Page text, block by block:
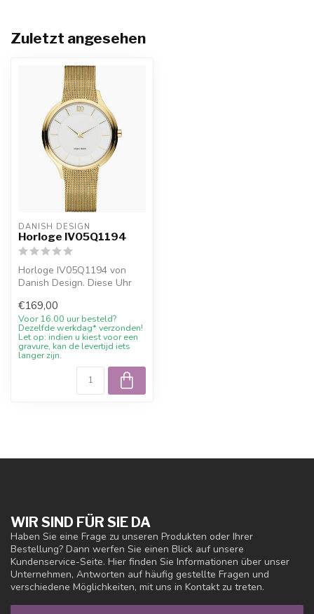
Zuletzt angesehen
DANISH DESIGN
Horloge IV05Q1194
Horloge IV05Q1194 von
Danish Design. Diese Uhr
verbindet skand...
€169,00
Voor 16.00 uur besteld?
Dezelfde werkdag* verzonden!
Let op: indien u kiest voor een
gravure, kan de levertijd iets
langer zijn.
WIR SIND FÜR SIE DA
Haben Sie eine Frage zu unseren Produkten oder Ihrer
Bestellung? Dann werfen Sie einen Blick auf unsere
Kundenservice-Seite. Hier finden Sie Informationen über unser
Unternehmen, Antworten auf häufig gestellte Fragen und
verschiedene Möglichkeiten, mit uns in Kontakt zu treten.